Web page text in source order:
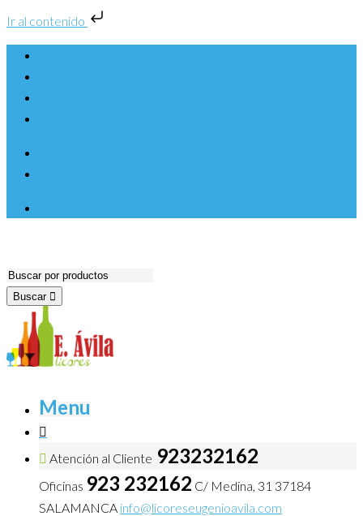
Ir al contenido
Buscar
Menu
Atención al Cliente 923232162
Oficinas 923 232162 C/ Medina, 31 37184
SALAMANCA info@licoreseugenioavila.com